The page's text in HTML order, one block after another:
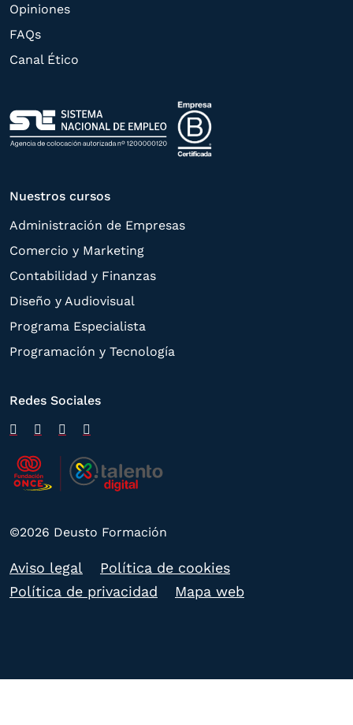
limitación, tal y como se explica en la
Política de Privacidad
Opiniones
FAQs
Canal Ético
Nuestros cursos
Administración de Empresas
Comercio y Marketing
Contabilidad y Finanzas
Diseño y Audiovisual
Programa Especialista
Programación y Tecnología
Redes Sociales
©2026 Deusto Formación
Aviso legal
Política de cookies
Política de privacidad
Mapa web